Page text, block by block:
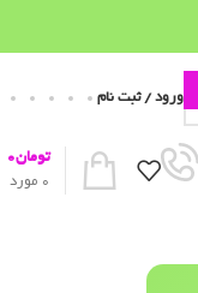
ورود / ثبت نام
0 مورد
تومان0